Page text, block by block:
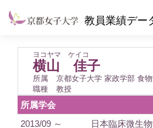
教員業績デー
ヨコヤマ ケイコ
横山 佳子
所属
京都女子大学 家政学部 食
職種
教授
所属学会
2013/09 ～
日本臨床微生